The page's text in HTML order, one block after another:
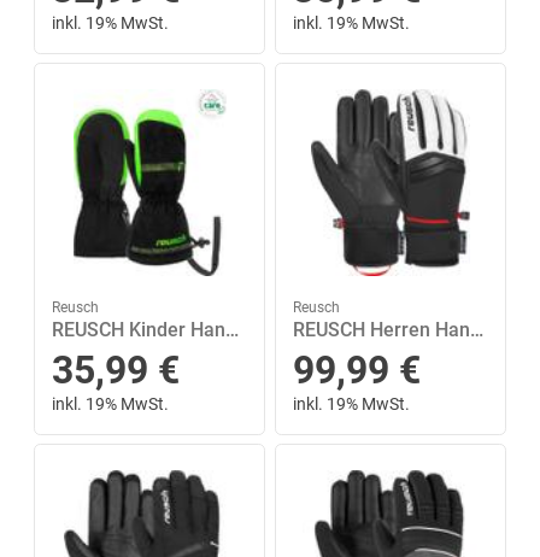
inkl. 19% MwSt. inkl. 19% MwSt.
Reusch
REUSCH Kinder Handschuhe Reusch Maxi R-TEX® XT Mitten 1 in Schwarz
35,99 €
inkl. 19% MwSt.
Reusch
REUSCH Herren Handschuhe Reusch Dylan R-TEX™ XT 8 in Weiß
99,99 €
inkl. 19% MwSt.